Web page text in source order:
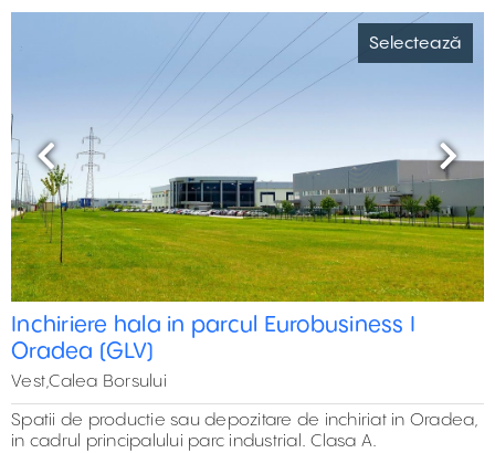
Selectează
Previous Next
Inchiriere hala in parcul Eurobusiness I
Oradea (GLV)
Vest,Calea Borsului
Spatii de productie sau depozitare de inchiriat in Oradea,
in cadrul principalului parc industrial. Clasa A.